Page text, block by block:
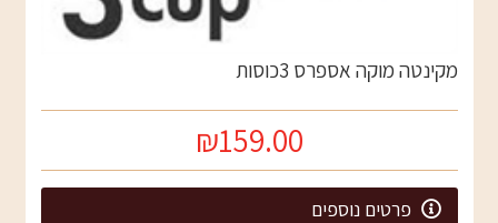
מקינטה מוקה אספרס 3כוסות
₪159.00
פרטים נוספים